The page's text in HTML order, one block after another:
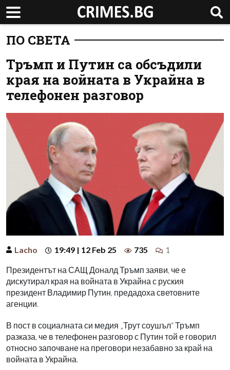
ПО СВЕТА
Тръмп и Путин са обсъдили
края на войната в Украйна в
телефонен разговор
Lacho 19:49 | 12 Feb 25 735 1
Президентът на САЩ Доналд Тръмп заяви, че е
дискутирал края на войната в Украйна с руския
президент Владимир Путин, предадоха световните
агенции.
В пост в социалната си медия „Трут соушъл“ Тръмп
разказа, че в телефонен разговор с Путин той е говорил
относно започване на преговори незабавно за край на
войната в Украйна.